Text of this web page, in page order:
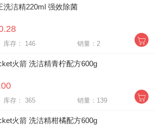
洗洁精220ml 强效除菌
库存： 146 销量：2
火箭 洗洁精青柠配方600g
库存： 365 销量：139
火箭 洗洁精柑橘配方600g